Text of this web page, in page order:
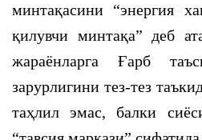
минтақасини “энергия
қилувчи минтақа” деб
жараёнларга Ғарб
зарурлигини тез-тез
таҳлил эмас, балки